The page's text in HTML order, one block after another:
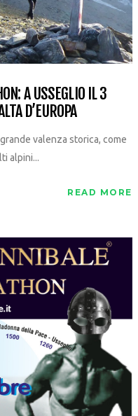
A USSEGLIO IL 3
D’EUROPA
valenza storica, come
alpini...
READ MORE